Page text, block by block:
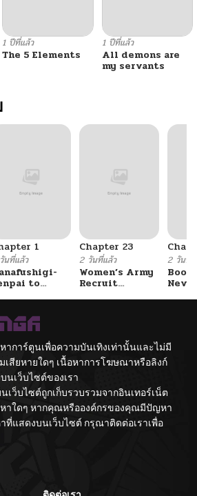
05/13/2026
05/13/2026
05/13/2026
05/13/2026
1 ปีที่แล้ว
The 5 Elements
1 ปีที่แล้ว
All demons are
my servants
1
นที่แล้ว
to
Chapter 23
2 วันที่แล้ว
Women’s Army
Recruit
2 วันที่แ
าการ์ตูนเพื่อความบันเทิงเท่านั้นและไม่มี
สียหายใดๆ เนื้อหาการโฆษณาหรือลิงก์
เว็บไซต์ของเรา
ว็บไซต์ถูกเก็บรวบรวมจากอินเทอร์เน็ต
หาใดๆ หากคุณหรือองค์กรของคุณมีปัญหา
ที่แสดงบนเว็บไซต์ กรุณาติดต่อเราเพื่อ